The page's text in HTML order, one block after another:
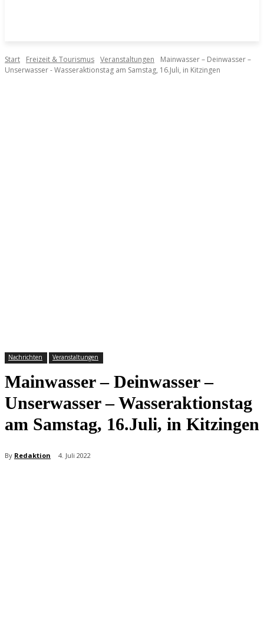
Start Freizeit & Tourismus Veranstaltungen
Mainwasser – Deinwasser –
Unserwasser - Wasseraktionstag am Samstag, 16.Juli, in Kitzingen
Nachrichten Veranstaltungen
Mainwasser – Deinwasser –
Unserwasser – Wasseraktionstag
am Samstag, 16.Juli, in Kitzingen
By Redaktion 4. Juli 2022